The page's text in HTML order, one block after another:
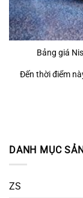
DANH MỤC
ZS
Bảng giá
Đến thời điểm